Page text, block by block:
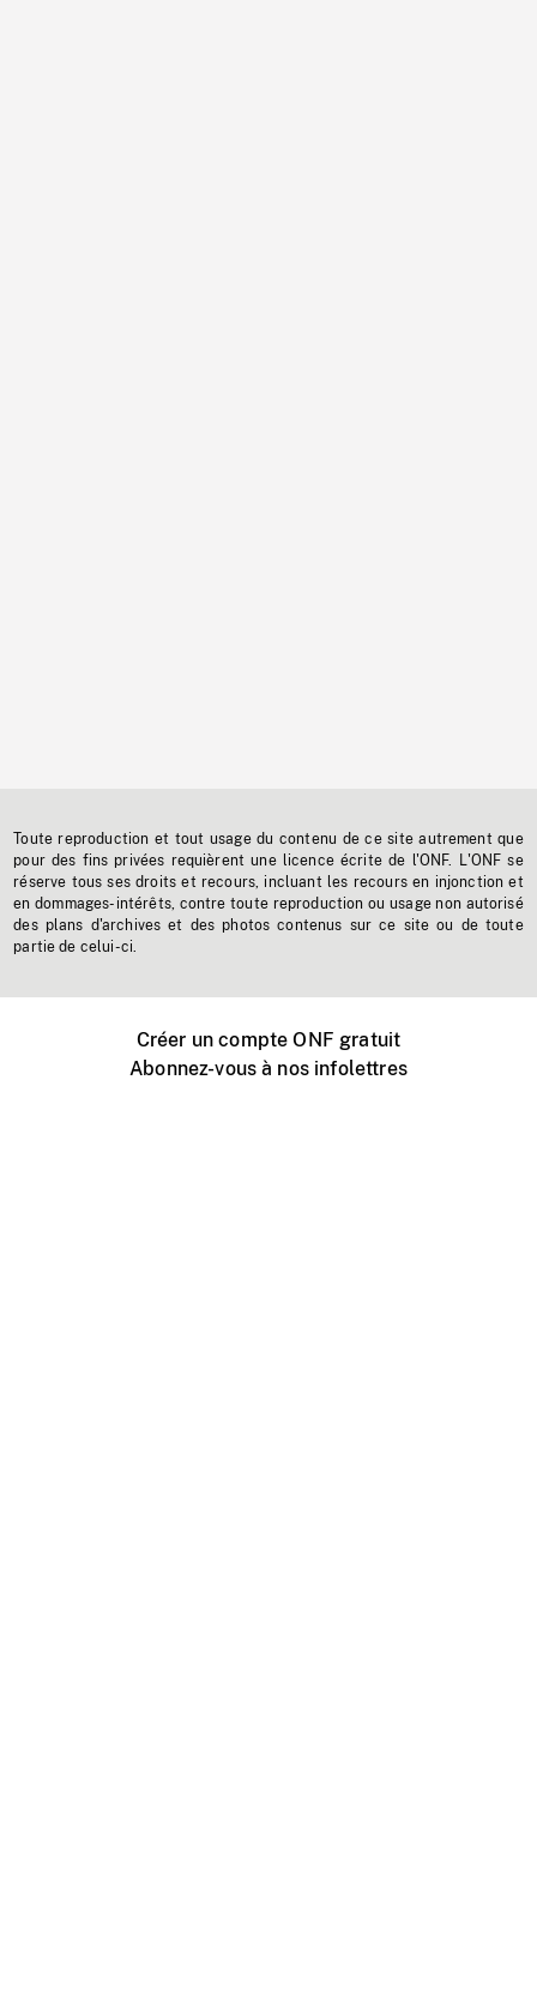
Toute reproduction et tout usage du contenu de ce site autrement que
pour des fins privées requièrent une licence écrite de l'ONF. L'ONF se
réserve tous ses droits et recours, incluant les recours en injonction et
en dommages-intérêts, contre toute reproduction ou usage non autorisé
des plans d'archives et des photos contenus sur ce site ou de toute
partie de celui-ci.
Créer un compte ONF gratuit
Abonnez-vous à nos infolettres